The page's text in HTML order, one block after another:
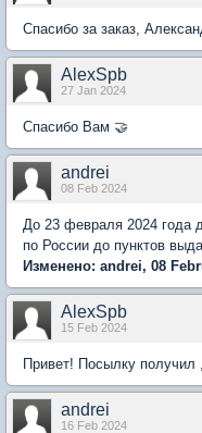
Спасибо за заказ,
AlexSpb
27 Jan 2024
Спасибо Вам 🤝
andrei
08 Feb 2024
До 23 февраля 2024 года
по России до пунктов
Изменено: andrei, 08
AlexSpb
15 Feb 2024
Привет! Посылку
andrei
16 Feb 2024